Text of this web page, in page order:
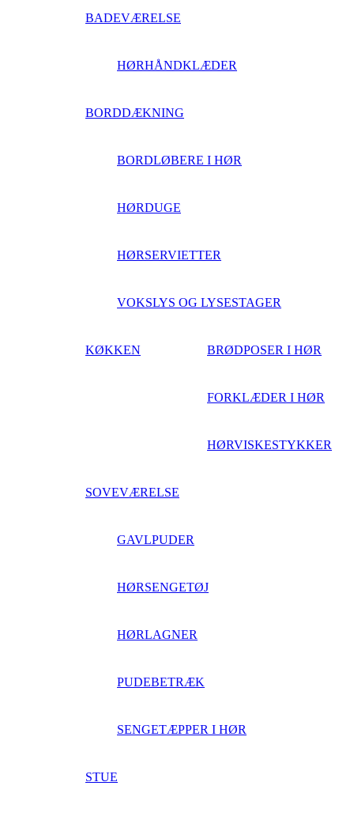
BADEVÆRELSE
HØRHÅNDKLÆDER
BORDDÆKNING
BORDLØBERE I HØR
HØRDUGE
HØRSERVIETTER
VOKSLYS OG LYSESTAGER
KØKKEN BRØDPOSER I HØR
FORKLÆDER I HØR
HØRVISKESTYKKER
SOVEVÆRELSE
GAVLPUDER
HØRSENGETØJ
HØRLAGNER
PUDEBETRÆK
SENGETÆPPER I HØR
STUE